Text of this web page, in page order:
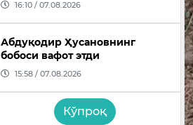
16:10 / 07.08.2026
Абдуқодир Ҳусановнинг
бобоси вафот этди
15:58 / 07.08.2026
Кўпроқ